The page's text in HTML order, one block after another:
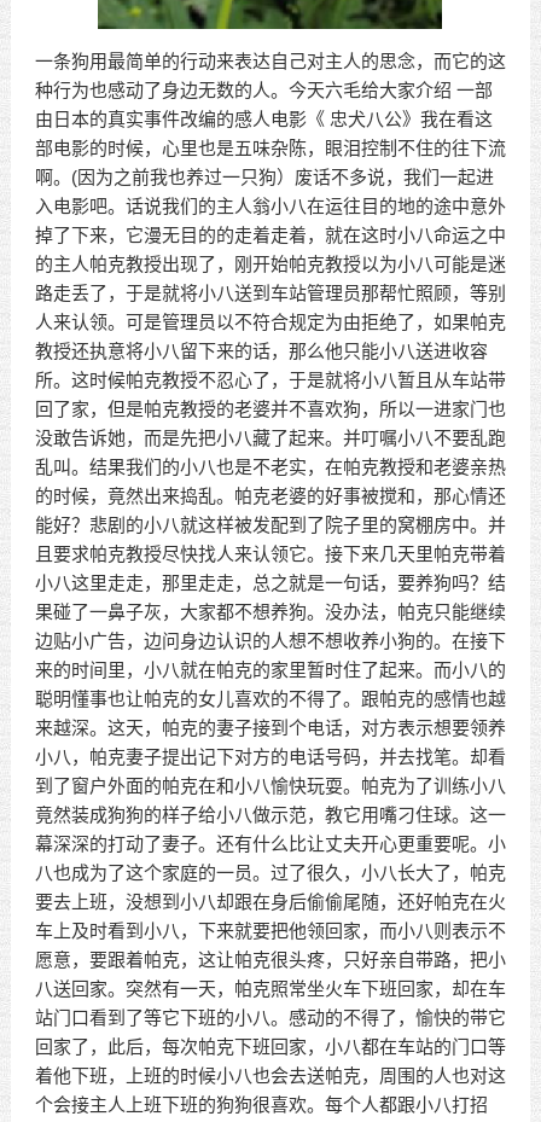
一条狗用最简单的行动来表达自己对主人的思念，而它的这
种行为也感动了身边无数的人。今天六毛给大家介绍 一部
由日本的真实事件改编的感人电影《 忠犬八公》我在看这
部电影的时候，心里也是五味杂陈，眼泪控制不住的往下流
啊。(因为之前我也养过一只狗）废话不多说，我们一起进
入电影吧。话说我们的主人翁小八在运往目的地的途中意外
掉了下来，它漫无目的的走着走着，就在这时小八命运之中
的主人帕克教授出现了，刚开始帕克教授以为小八可能是迷
路走丢了，于是就将小八送到车站管理员那帮忙照顾，等别
人来认领。可是管理员以不符合规定为由拒绝了，如果帕克
教授还执意将小八留下来的话，那么他只能小八送进收容
所。这时候帕克教授不忍心了，于是就将小八暂且从车站带
回了家，但是帕克教授的老婆并不喜欢狗，所以一进家门也
没敢告诉她，而是先把小八藏了起来。并叮嘱小八不要乱跑
乱叫。结果我们的小八也是不老实，在帕克教授和老婆亲热
的时候，竟然出来捣乱。帕克老婆的好事被搅和，那心情还
能好？悲剧的小八就这样被发配到了院子里的窝棚房中。并
且要求帕克教授尽快找人来认领它。接下来几天里帕克带着
小八这里走走，那里走走，总之就是一句话，要养狗吗？结
果碰了一鼻子灰，大家都不想养狗。没办法，帕克只能继续
边贴小广告，边问身边认识的人想不想收养小狗的。在接下
来的时间里，小八就在帕克的家里暂时住了起来。而小八的
聪明懂事也让帕克的女儿喜欢的不得了。跟帕克的感情也越
来越深。这天，帕克的妻子接到个电话，对方表示想要领养
小八，帕克妻子提出记下对方的电话号码，并去找笔。却看
到了窗户外面的帕克在和小八愉快玩耍。帕克为了训练小八
竟然装成狗狗的样子给小八做示范，教它用嘴刁住球。这一
幕深深的打动了妻子。还有什么比让丈夫开心更重要呢。小
八也成为了这个家庭的一员。过了很久，小八长大了，帕克
要去上班，没想到小八却跟在身后偷偷尾随，还好帕克在火
车上及时看到小八，下来就要把他领回家，而小八则表示不
愿意，要跟着帕克，这让帕克很头疼，只好亲自带路，把小
八送回家。突然有一天，帕克照常坐火车下班回家，却在车
站门口看到了等它下班的小八。感动的不得了，愉快的带它
回家了，此后，每次帕克下班回家，小八都在车站的门口等
着他下班，上班的时候小八也会去送帕克，周围的人也对这
个会接主人上班下班的狗狗很喜欢。每个人都跟小八打招